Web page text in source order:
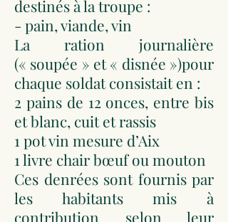
destinés à la troupe :
- pain, viande, vin
La ration journalière
(« soupée » et « disnée »)pour
chaque soldat consistait en :
2 pains de 12 onces, entre bis
et blanc, cuit et rassis
1 pot vin mesure d’Aix
1 livre chair bœuf ou mouton
Ces denrées sont fournis par
les habitants mis à
contribution selon leur